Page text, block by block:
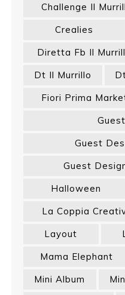
Challenge Il
Crealies
Diretta Fb Il
Dt Il Murrillo
Fiori Prima
Guest
Guest
Halloween
La Coppia
Layout
Mama Elephant
Mini Album